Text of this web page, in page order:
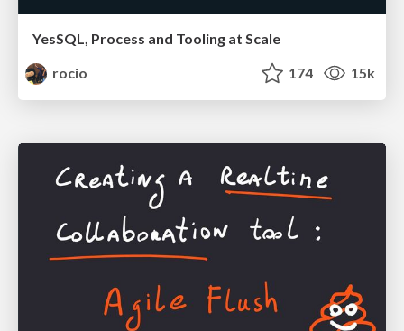
YesSQL, Process and Tooling at Scale
rocio
174 15k